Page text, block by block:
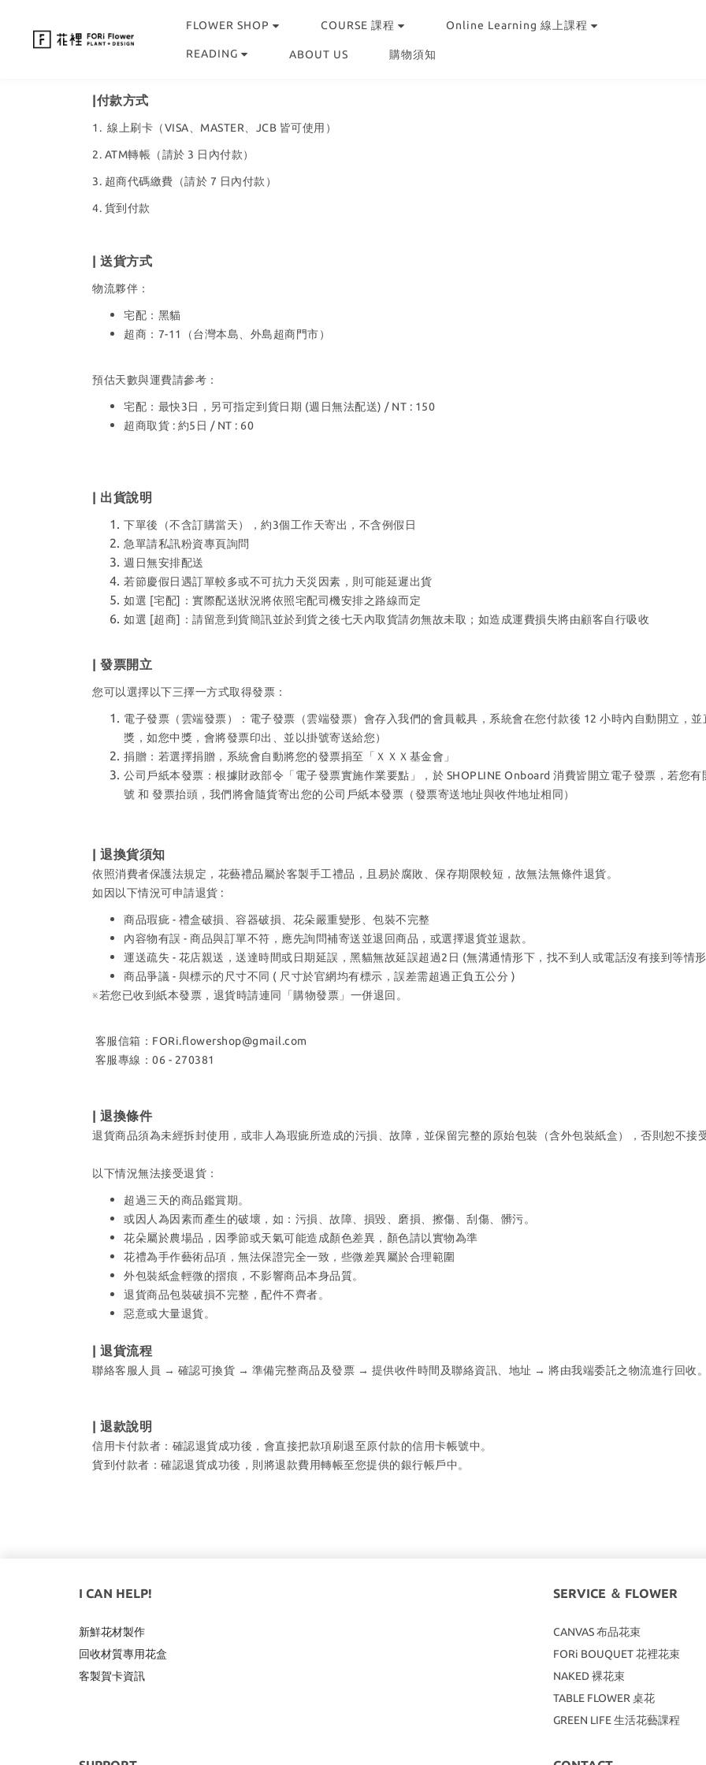
FLOWER SHOP COURSE 課程 Online Learning 線上課程
READING ABOUT US 購物須知
|付款方式
1. 線上刷卡（VISA、MASTER、JCB 皆可使用）
2. ATM轉帳（請於 3 日內付款）
3. 超商代碼繳費（請於 7 日內付款）
4. 貨到付款
| 送貨方式
物流夥伴：
宅配：黑貓
超商：7-11（台灣本島、外島超商門市）
預估天數與運費請參考：
宅配：最快3日，另可指定到貨日期 (週日無法配送) / NT : 150
超商取貨 : 約5日 / NT : 60
| 出貨說明
下單後（不含訂購當天），約3個工作天寄出，不含例假日
急單請私訊粉資專頁詢問
週日無安排配送
若節慶假日遇訂單較多或不可抗力天災因素，則可能延遲出貨
如選 [宅配]：實際配送狀況將依照宅配司機安排之路線而定
如選 [超商]：請留意到貨簡訊並於到貨之後七天內取貨請勿無故未取；如造成運費損失將由顧客自行吸收
| 發票開立
您可以選擇以下三擇一方式取得發票：
電子發票（雲端發票）：​電子發票（雲端發票）會存入我們的會員載具，系統會在您付款後 12 小時內自動開立，
獎，如您中獎，會將發票印出、並以掛號寄送給您）
捐贈：若選擇捐贈，系統會自動將您的發票捐至「ＸＸＸ基金會」
公司戶紙本發票：根據財政部令「電子發票實施作業要點」，於 SHOPLINE Onboard 消費皆開立電子發票，若您
號 和 發票抬頭，我們將會隨貨寄出您的公司戶紙本發票（發票寄送地址與收件地址相同）
| 退換貨須知
依照消費者保護法規定，花藝禮品屬於客製手工禮品，且易於腐敗、保存期限較短，故無法無條件退貨。
如因以下情況可申請退貨 :
商品瑕疵 - 禮盒破損、容器破損、花朵嚴重變形、包裝不完整
內容物有誤 - 商品與訂單不符，應先詢問補寄送並退回商品，或選擇退貨並退款。
運送疏失 - 花店親送，送達時間或日期延誤，黑貓無故延誤超過2日 (無溝通情形下，找不到人或電話沒有接到等情
商品爭議 - 與標示的尺寸不同 ( 尺寸於官網均有標示，誤差需超過正負五公分 )
※若您已收到紙本發票，退貨時請連同「購物發票」一併退回。
客服信箱：FORi.flowershop@gmail.com
客服專線：06 - 270381
| 退換條件
退貨商品須為未經拆封使用，或非人為瑕疵所造成的污損、故障，並保留完整的原始包裝（含外包裝紙盒），否則恕不接受
以下情況無法接受退貨：
超過三天的商品鑑賞期。
或因人為因素而產生的破壞，如：污損、故障、損毀、磨損、擦傷、刮傷、髒污。
花朵屬於農場品，因季節或天氣可能造成顏色差異，顏色請以實物為準
花禮為手作藝術品項，無法保證完全一致，些微差異屬於合理範圍
外包裝紙盒輕微的摺痕，不影響商品本身品質。
退貨商品包裝破損不完整，配件不齊者。
惡意或大量退貨。
| 退貨流程
聯絡客服人員 → 確認可換貨 → 準備完整商品及發票 → 提供收件時間及聯絡資訊、地址 → 將由我端委託之物流進行回收。
| 退款說明
信用卡付款者：確認退貨成功後，會直接把款項刷退至原付款的信用卡帳號中。
貨到付款者：確認退貨成功後，則將退款費用轉帳至您提供的銀行帳戶中。
I CAN HELP!
新鮮花材製作
回收材質專用花盒
客製賀卡資訊
SERVICE ＆ FLOWER
CANVAS布品花束
FORi BOUQUET 花裡花束
NAKED 裸花束
TABLE FLOWER 桌花
GREEN LIFE 生活花藝課程